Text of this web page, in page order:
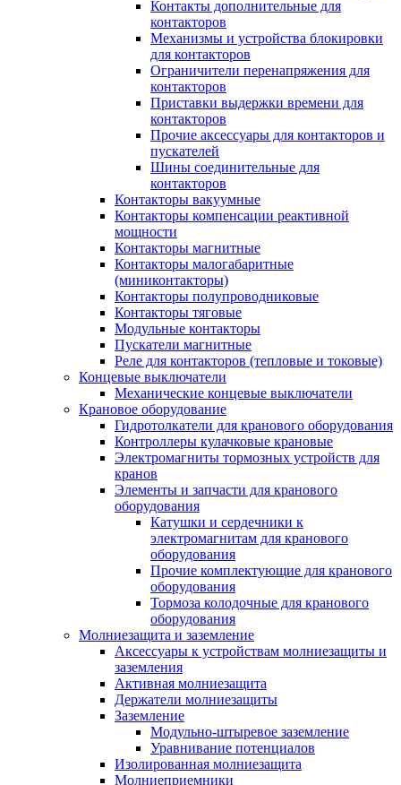
Контакты дополнительные для
контакторов
Механизмы и устройства блокировки
для контакторов
Ограничители перенапряжения для
контакторов
Приставки выдержки времени для
контакторов
Прочие аксессуары для контакторов и
пускателей
Шины соединительные для
контакторов
Контакторы вакуумные
Контакторы компенсации реактивной
мощности
Контакторы магнитные
Контакторы малогабаритные
(миниконтакторы)
Контакторы полупроводниковые
Контакторы тяговые
Модульные контакторы
Пускатели магнитные
Реле для контакторов (тепловые и токовые)
Концевые выключатели
Механические концевые выключатели
Крановое оборудование
Гидротолкатели для кранового оборудования
Контроллеры кулачковые крановые
Электромагниты тормозных устройств для
кранов
Элементы и запчасти для кранового
оборудования
Катушки и сердечники к
электромагнитам для кранового
оборудования
Прочие комплектующие для кранового
оборудования
Тормоза колодочные для кранового
оборудования
Молниезащита и заземление
Аксессуары к устройствам молниезащиты и
заземления
Активная молниезащита
Держатели молниезащиты
Заземление
Модульно-штыревое заземление
Уравнивание потенциалов
Изолированная молниезащита
Молниеприемники